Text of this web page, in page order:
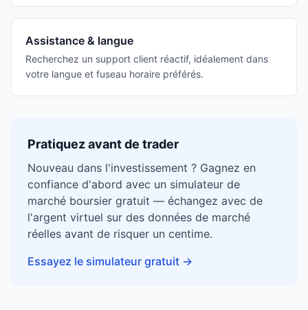
Assistance & langue
Recherchez un support client réactif, idéalement dans
votre langue et fuseau horaire préférés.
Pratiquez avant de trader
Nouveau dans l'investissement ? Gagnez en
confiance d'abord avec un simulateur de
marché boursier gratuit — échangez avec de
l'argent virtuel sur des données de marché
réelles avant de risquer un centime.
Essayez le simulateur gratuit →